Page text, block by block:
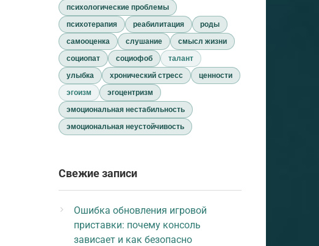
психологические проблемы
психотерапия
реабилитация
роды
самооценка
слушание
смысл жизни
социопат
социофоб
талант
улыбка
хронический стресс
ценности
эгоизм
эгоцентризм
эмоциональная нестабильность
эмоциональная неустойчивость
Свежие записи
Ошибка обновления игровой
приставки: почему консоль
зависает и как безопасно